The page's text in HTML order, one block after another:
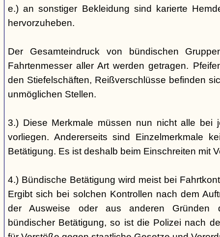
e.) an sonstiger Bekleidung sind karierte
hervorzuheben.
Der Gesamteindruck von bündischen
Fahrtenmesser aller Art werden getragen.
den Stiefelschäften, Reißverschlüsse befinden
unmöglichen Stellen.
3.) Diese Merkmale müssen nun nicht alle bei
vorliegen. Andererseits sind Einzelmerkmale
Betätigung. Es ist deshalb beim Einschreiten mit
4.) Bündische Betätigung wird meist bei
Ergibt sich bei solchen Kontrollen nach dem
der Ausweise oder aus anderen Gründen
bündischer Betätigung, so ist die Polizei nach